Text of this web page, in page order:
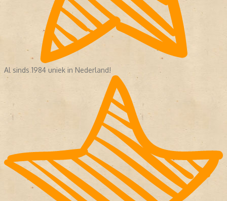
Al sinds 1984 uniek in Nederland!